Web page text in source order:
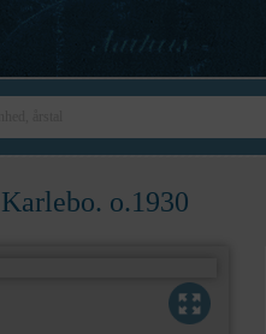
o.1930